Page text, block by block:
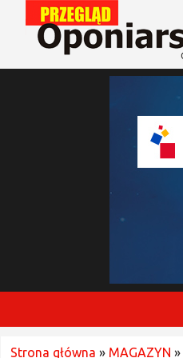
Strona główna » MAGAZYN »